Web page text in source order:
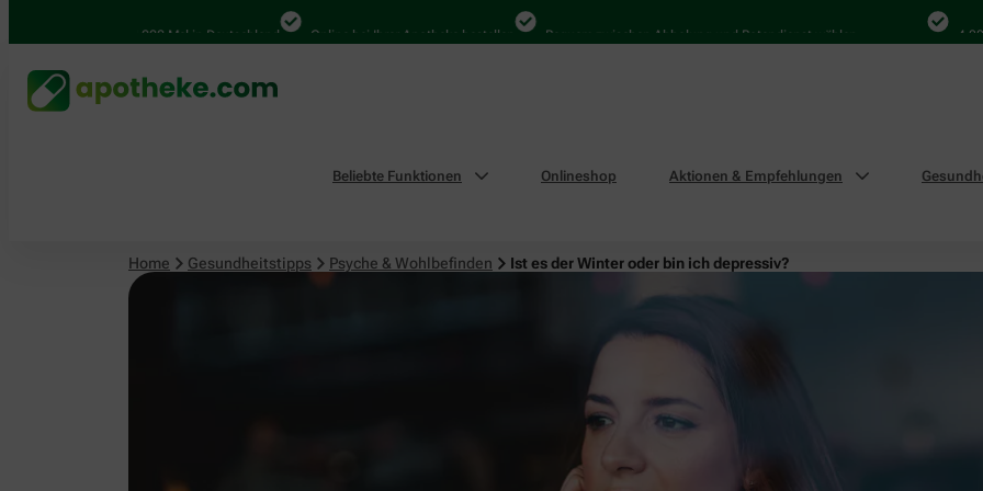
4.000 Mal in Deutschland Online bei Ihrer Apotheke bestellen Bequem zwischen Abholung und Botendienst wählen 4.000
Beliebte Funktionen Onlineshop Aktionen & Empfehlungen
Home Gesundheitstipps Psyche & Wohlbefinden Ist es der Winter oder bin ich depressiv?
Psyche & Wohlbefinden